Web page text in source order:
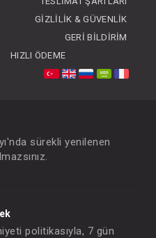
GIZLILIK & GÜVENLIK
GERI BILDIRIM
HIZLI ÖDEME
sürekli yenilenen
politikasıyla, 7 gün